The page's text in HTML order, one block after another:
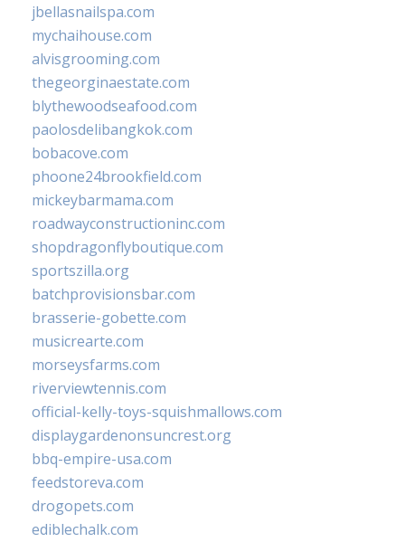
jbellasnailspa.com
mychaihouse.com
alvisgrooming.com
thegeorginaestate.com
blythewoodseafood.com
paolosdelibangkok.com
bobacove.com
phoone24brookfield.com
mickeybarmama.com
roadwayconstructioninc.com
shopdragonflyboutique.com
sportszilla.org
batchprovisionsbar.com
brasserie-gobette.com
musicrearte.com
morseysfarms.com
riverviewtennis.com
official-kelly-toys-squishmallows.com
displaygardenonsuncrest.org
bbq-empire-usa.com
feedstoreva.com
drogopets.com
ediblechalk.com